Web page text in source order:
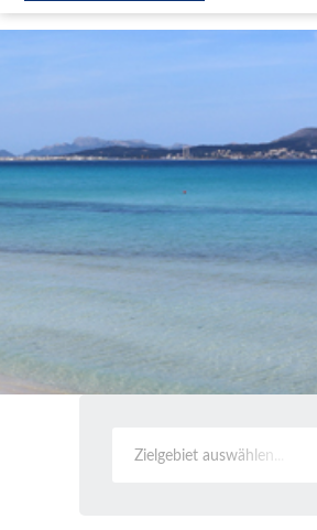
Zielgebiet auswählen...